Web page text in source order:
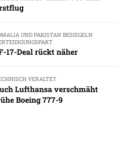
UND PAKISTAN BESIEGELN
17-Deal rückt näher
VERALTET
Lufthansa verschmäht
Boeing 777-9